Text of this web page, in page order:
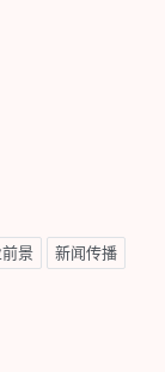
景 新闻传播